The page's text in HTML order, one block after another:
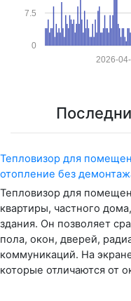
0
7.5
2026-
Тепловизор для
отопление без
Тепловизор для
квартиры, частного
здания. Он позволяет
пола, окон, дверей,
коммуникаций. На
которые отличаются от